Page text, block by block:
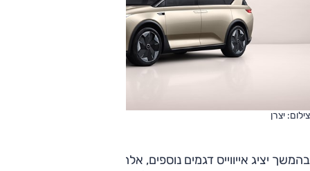
צילום: יצרן
בהמשך יציג אייווייס דגמים נוספים, אלה יהיו קטנים יותר, ובכל